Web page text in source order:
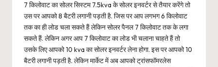
7 किलोवाट का सोलर सिस्टम 7.5kva के सोलर इनवर्टर से तैयार करेंगे तो
उस पर आपको 8 बैटरी लगानी पड़ती है. जिस पर आप लगभग 6 किलोवाट
तक का ही लोड चला सकते हैं लेकिन सोलर पैनल 7 किलोवाट तक के लगा
सकते हैं. लेकिन अगर आप 7 किलोवाट का लोड भी चलाना चाहते हैं तो
उसके लिए आपको 10 kva का सोलर इनवर्टर लेना होगा. इस पर आपको 10
बैटरी लगानी पड़ती है. लेकिन मार्केट में अब आपको ट्रांसफॉमरलेस